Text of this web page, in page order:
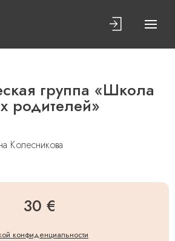
группа «Школа
родителей»
Колесникова
30 €
конфиденциальности